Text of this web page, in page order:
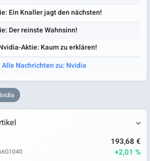
Ein Knaller jagt den nächsten!
Der reinste Wahnsinn!
Aktie: Kaum zu erklären!
Alle Nachrichten zu: Nvidia
193,68 €
+2,01 %